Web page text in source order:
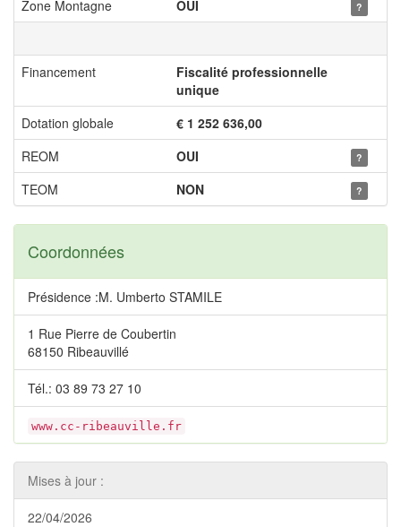
Zone Montagne
OUI ?
Financement
Fiscalité professionnelle
unique
Dotation globale
€ 1 252 636,00
REOM
OUI ?
TEOM NON ?
Coordonnées
Présidence :M. Umberto STAMILE
1 Rue Pierre de Coubertin
68150 Ribeauvillé
Tél.: 03 89 73 27 10
www.cc-ribeauville.fr
Mises à jour :
22/04/2026